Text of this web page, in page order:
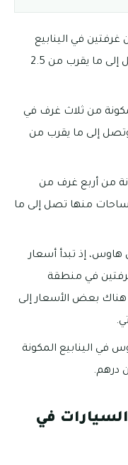
في الينابيع
بسعر يبدأ من 1.45 مليون وقد تصل إلى ما يقرب من 2.5
من ثلاث غرف في
تبدأ من 2.25 مليون وتصل إلى ما يقرب من
من أربع غرف من
وهناك مساحات منها تصل إلى ما
هاوس، إذ تبدأ أسعار
في منطقة
قد تصل هناك بعض الأسعار إلى
الينابيع المكونة
في